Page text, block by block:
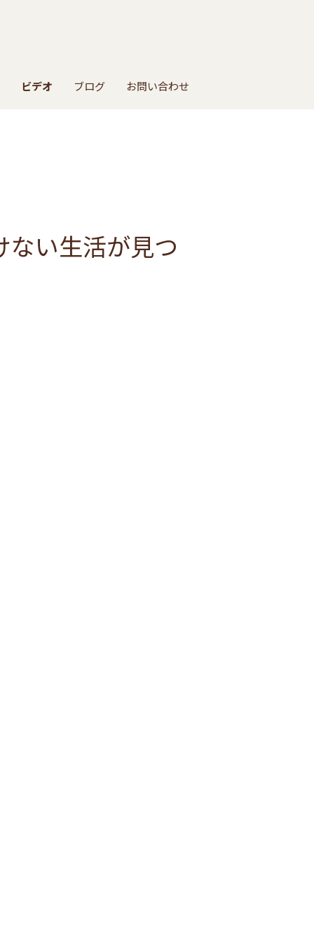
ビデオ ブログ お問い合わせ
ない生活が見つ